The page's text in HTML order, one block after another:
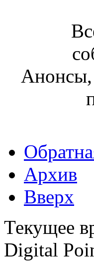
Анонсы,
Архив
Вверх
Текущее
Digital